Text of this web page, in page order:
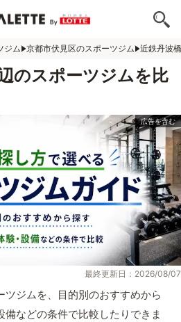
ジム 京都市伏見区のスポーツジム 近鉄丹波
のスポーツジムを比
最終更新日：2026/08/07
ジムを、目的別のおすすめから
などの条件で比較したりできま